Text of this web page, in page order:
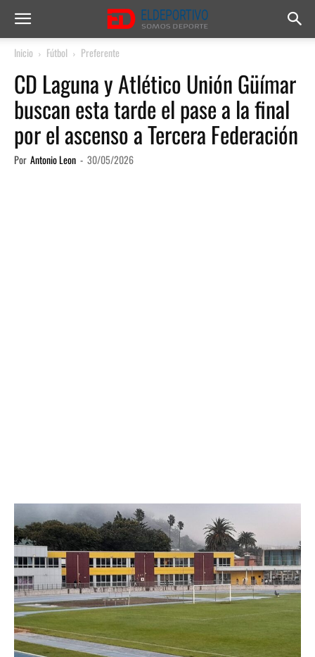
Inicio Fútbol Preferente
CD Laguna y Atlético Unión Güímar
buscan esta tarde el pase a la final
por el ascenso a Tercera Federación
Por Antonio Leon - 30/05/2026